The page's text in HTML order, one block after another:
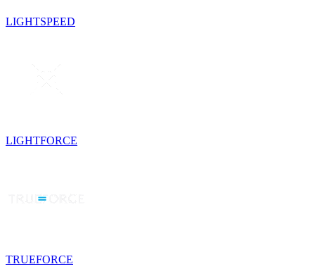
LIGHTSPEED
LIGHTFORCE
TRUEFORCE